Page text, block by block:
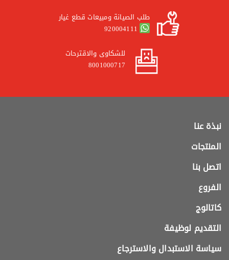
طلب الصيانة ومبيعات قطع غيار
920004111
للشكاوى والاقترحات
8001000717
نبذة عنا
المنتجات
اتصل بنا
الفروع
كاتالوج
التقديم لوظيفة
سياسة الاستبدال والاسترجاع